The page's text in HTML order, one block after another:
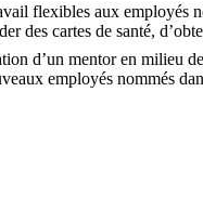
flexibles aux employés
des cartes de santé,
d’un mentor en milieu
employés nommés